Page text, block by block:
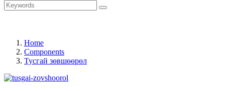
Home
Components
Тусгай зөвшөөрөл